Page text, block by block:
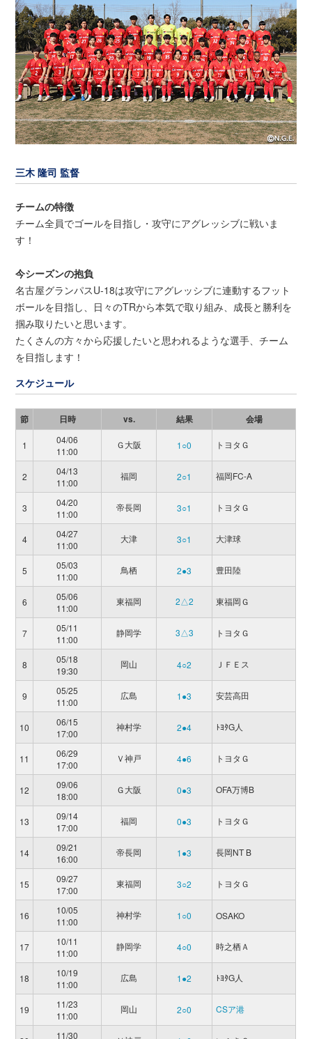
三木 隆司 監督
チームの特徴
チーム全員でゴールを目指し・攻守にアグレッシブに戦いま
す！
今シーズンの抱負
名古屋グランパスU-18は攻守にアグレッシブに連動するフット
ボールを目指し、日々のTRから本気で取り組み、成長と勝利を
掴み取りたいと思います。
たくさんの方々から応援したいと思われるような選手、チーム
を目指します！
スケジュール
節 日時 vs. 結果 会場
1
04/06
11:00
Ｇ大阪 1○0 トヨタＧ
2
04/13
11:00
福岡 2○1 福岡FC-A
3
04/20
11:00
帝長岡 3○1 トヨタＧ
4
04/27
11:00
大津 3○1 大津球
5
05/03
11:00
鳥栖 2●3 豊田陸
6
05/06
11:00
東福岡 2△2 東福岡Ｇ
7
05/11
11:00
静岡学 3△3 トヨタＧ
8
05/18
19:30
岡山 4○2 ＪＦＥス
9
05/25
11:00
広島 1●3 安芸高田
10
06/15
17:00
神村学 2●4 ﾄﾖﾀG人
11
06/29
17:00
Ｖ神戸 4●6 トヨタＧ
12
09/06
18:00
Ｇ大阪 0●3 OFA万博B
13
09/14
17:00
福岡 0●3 トヨタＧ
14
09/21
16:00
帝長岡 1●3 長岡NT B
15
09/27
17:00
東福岡 3○2 トヨタＧ
16
10/05
11:00
神村学 1○0 OSAKO
17
10/11
11:00
静岡学 4○0 時之栖Ａ
18
10/19
11:00
広島 1●2 ﾄﾖﾀG人
19
11/23
11:00
岡山 2○0 CSア港
11/30